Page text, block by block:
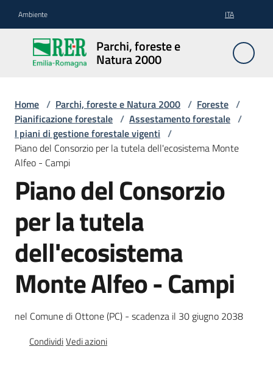
Ambiente ITA
Parchi, foreste e
Natura 2000
Parchi,
foreste
e
2000
Aree
Protette
Rete
Natura
2000
Foreste
Biodiversità
Home / Parchi, foreste e Natura 2000 / Foreste /
Pianificazione forestale / Assestamento forestale /
I piani di gestione forestale vigenti /
Piano del Consorzio per la tutela dell'ecosistema Monte
Alfeo - Campi
Piano del Consorzio
per la tutela
dell'ecosistema
Monte Alfeo - Campi
nel Comune di Ottone (PC) - scadenza il 30 giugno 2038
CondividiVedi azioni